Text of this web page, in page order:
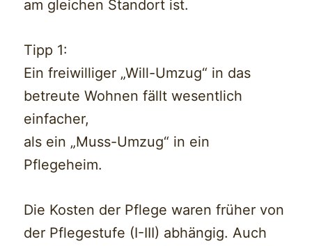
am gleichen Standort ist.
Tipp 1:
Ein freiwilliger „Will-Umzug“ in das
betreute Wohnen fällt wesentlich
einfacher,
als ein „Muss-Umzug“ in ein
Pflegeheim.
Die Kosten der Pflege waren früher von
der Pflegestufe (I-III) abhängig. Auch